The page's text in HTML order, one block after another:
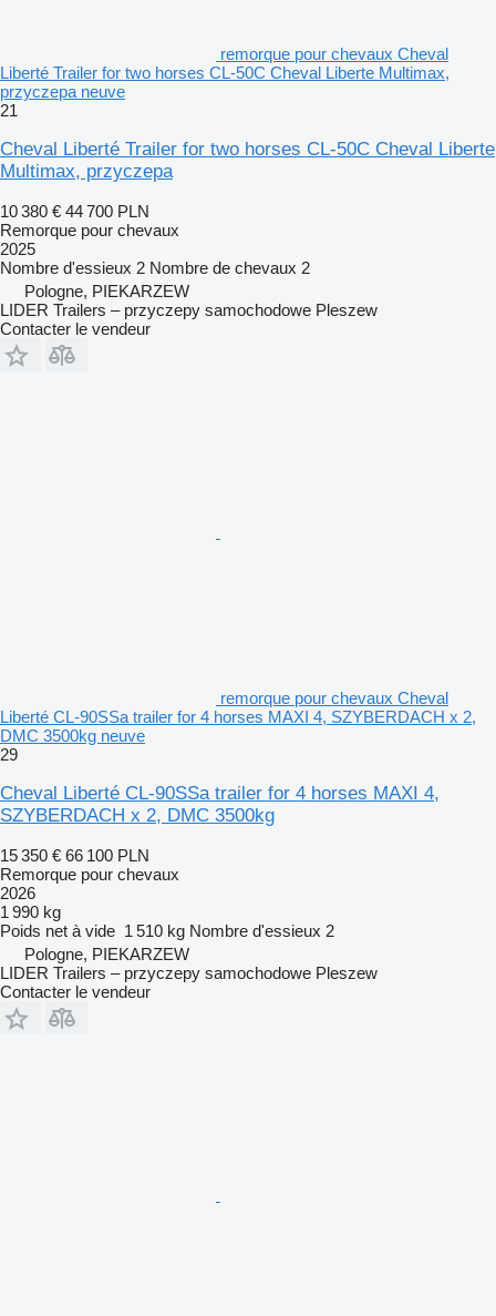
remorque pour chevaux Cheval
Liberté Trailer for two horses CL-50C Cheval Liberte Multimax,
przyczepa neuve
21
Cheval Liberté Trailer for two horses CL-50C Cheval Liberte
Multimax, przyczepa
10 380 € 44 700 PLN
Remorque pour chevaux
2025
Nombre d'essieux 2 Nombre de chevaux 2
Pologne, PIEKARZEW
LIDER Trailers – przyczepy samochodowe Pleszew
Contacter le vendeur
remorque pour chevaux Cheval
Liberté CL-90SSa trailer for 4 horses MAXI 4, SZYBERDACH x 2,
DMC 3500kg neuve
29
Cheval Liberté CL-90SSa trailer for 4 horses MAXI 4,
SZYBERDACH x 2, DMC 3500kg
15 350 € 66 100 PLN
Remorque pour chevaux
2026
1 990 kg
Poids net à vide 1 510 kg Nombre d'essieux 2
Pologne, PIEKARZEW
LIDER Trailers – przyczepy samochodowe Pleszew
Contacter le vendeur